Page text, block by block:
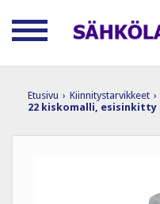
Etusivu › Kiinnitystarvikkeet ›
22 kiskomalli, esisinkitty